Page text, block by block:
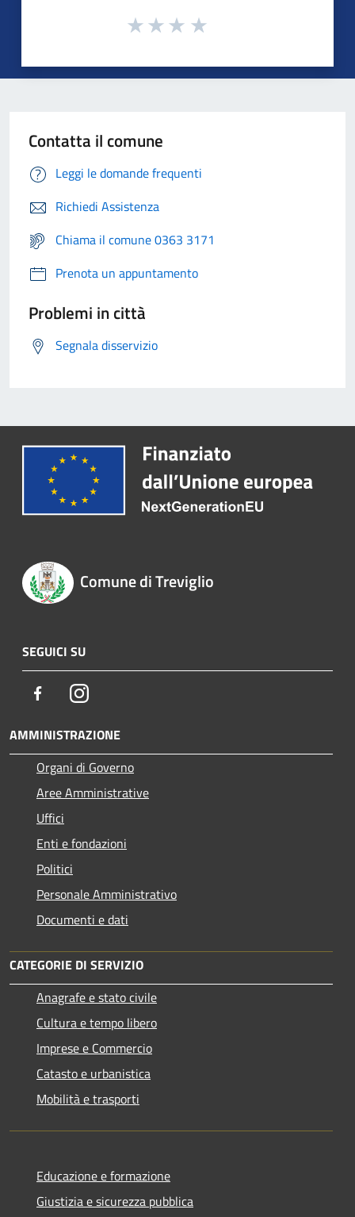
Contatta il comune
Leggi le domande frequenti
Richiedi Assistenza
Chiama il comune 0363 3171
Prenota un appuntamento
Problemi in città
Segnala disservizio
Comune di Treviglio
SEGUICI SU
FacebookInstagram
AMMINISTRAZIONE
Organi di Governo
Aree Amministrative
Uffici
Enti e fondazioni
Politici
Personale Amministrativo
Documenti e dati
CATEGORIE DI SERVIZIO
Anagrafe e stato civile
Cultura e tempo libero
Imprese e Commercio
Catasto e urbanistica
Mobilità e trasporti
Educazione e formazione
Giustizia e sicurezza pubblica